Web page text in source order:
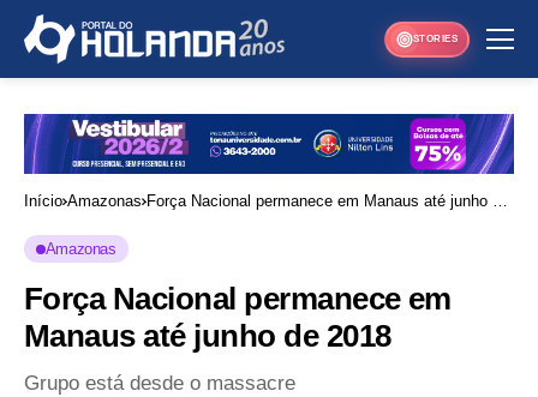
STORIES
Início Amazonas Força Nacional permanece em Manaus até junho de
Amazonas
Força Nacional permanece em
Manaus até junho de 2018
Grupo está desde o massacre